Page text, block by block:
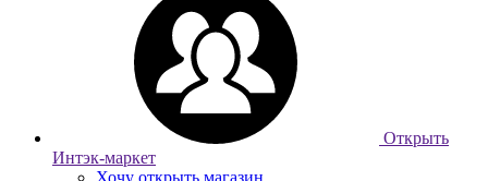
Открыть
Интэк-маркет
Хочу открыть магазин